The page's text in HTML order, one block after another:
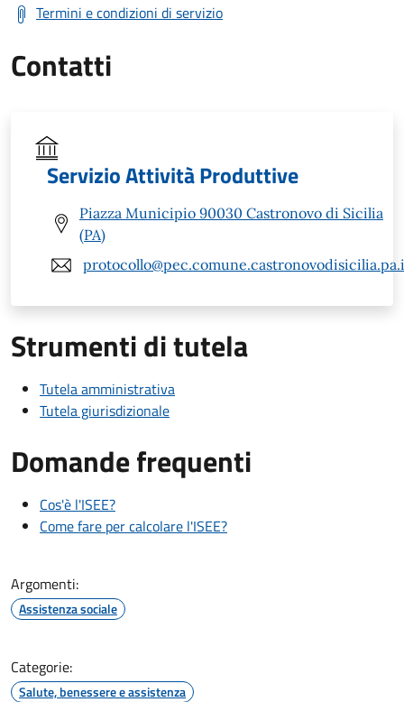
Termini e condizioni di servizio
Contatti
Servizio Attività Produttive
Piazza Municipio 90030 Castronovo di Sicilia
(PA)
Strumenti di tutela
Tutela amministrativa
Tutela giurisdizionale
Domande frequenti
Cos'è l'ISEE?
Come fare per calcolare l'ISEE?
Argomenti:
Assistenza sociale
Categorie:
Salute, benessere e assistenza